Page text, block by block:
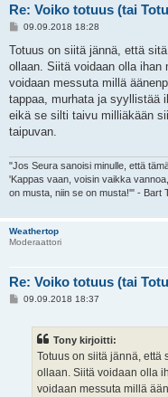
Re: Voiko totuus (tai
V
e
t
i
09.09.2018 18:28
Totuus on siitä jännä, että
ollaan. Siitä voidaan olla
voidaan messuta millä
tappaa, murhata ja syyllistää
eikä se silti taivu milliäkään
taipuvan.
"Jos Seura sanoisi minulle, että
'Kappas vaan, voisin vaikka
on musta, niin se on musta!'" - Bart
Weathertop
Moderaattori
Re: Voiko totuus (tai
V09.09.2018 18:37
Tony kirjoitti:
Totuus on siitä jännä, että
ollaan. Siitä voidaan olla
voidaan messuta millä